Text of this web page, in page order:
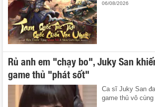
06/08/2026
Rủ anh em "chạy bo", Juky San
game thủ "phát sốt"
Ca sĩ Juky San
game thủ vô